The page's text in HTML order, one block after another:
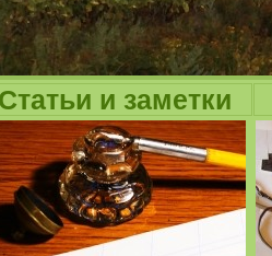
Статьи и заметки